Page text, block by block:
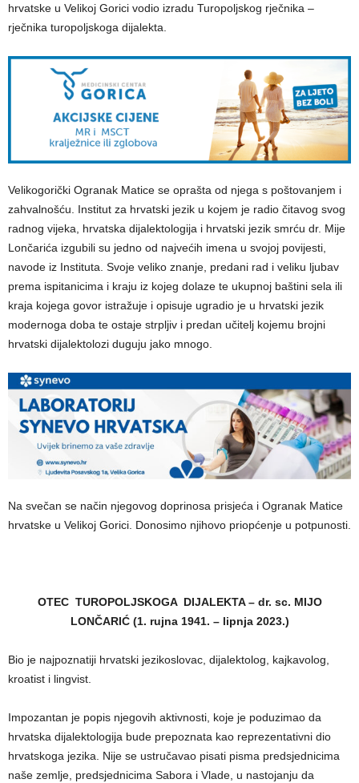
hrvatske u Velikoj Gorici vodio izradu Turopoljskog rječnika –
rječnika turopoljskoga dijalekta.
Velikogorički Ogranak Matice se oprašta od njega s poštovanjem i
zahvalnošću. Institut za hrvatski jezik u kojem je radio čitavog svog
radnog vijeka, hrvatska dijalektologija i hrvatski jezik smrću dr. Mije
Lončarića izgubili su jedno od najvećih imena u svojoj povijesti,
navode iz Instituta. Svoje veliko znanje, predani rad i veliku ljubav
prema ispitanicima i kraju iz kojeg dolaze te ukupnoj baštini sela ili
kraja kojega govor istražuje i opisuje ugradio je u hrvatski jezik
modernoga doba te ostaje strpljiv i predan učitelj kojemu brojni
hrvatski dijalektolozi duguju jako mnogo.
Na svečan se način njegovog doprinosa prisjeća i Ogranak Matice
hrvatske u Velikoj Gorici. Donosimo njihovo priopćenje u potpunosti.
OTEC TUROPOLJSKOGA DIJALEKTA – dr. sc. MIJO
LONČARIĆ (1. rujna 1941. – lipnja 2023.)
Bio je najpoznatiji hrvatski jezikoslovac, dijalektolog, kajkavolog,
kroatist i lingvist.
Impozantan je popis njegovih aktivnosti, koje je poduzimao da
hrvatska dijalektologija bude prepoznata kao reprezentativni dio
hrvatskoga jezika. Nije se ustručavao pisati pisma predsjednicima
naše zemlje, predsjednicima Sabora i Vlade, u nastojanju da